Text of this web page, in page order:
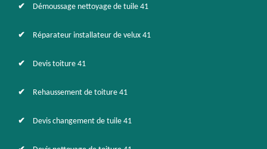
Démoussage nettoyage de tuile 41
Réparateur installateur de velux 41
Devis toiture 41
Rehaussement de toiture 41
Devis changement de tuile 41